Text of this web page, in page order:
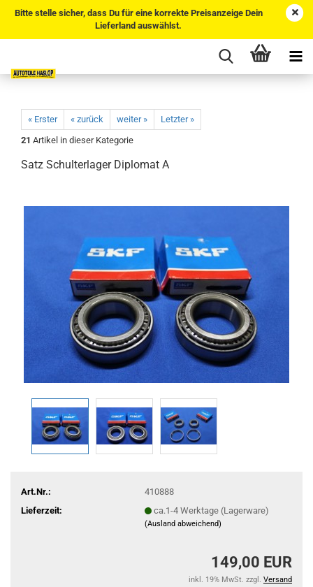
Bitte stelle sicher, dass Du für eine korrekte Preisanzeige Dein
Lieferland auswählst.
« Erster « zurück weiter »
Letzter »
21 Artikel in dieser Kategorie
Satz Schulterlager Diplomat A
Art.Nr.:
410888
Lieferzeit:
ca.1-4 Werktage (Lagerware)
(Ausland abweichend)
149,00 EUR
inkl. 19% MwSt. zzgl. Versand